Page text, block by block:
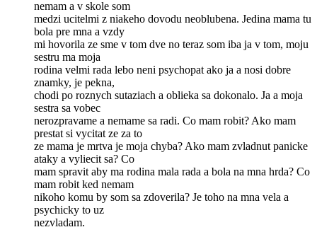
nemam a v skole som
medzi ucitelmi z niakeho dovodu neoblubena. Jedina mama tu
bola pre mna a vzdy
mi hovorila ze sme v tom dve no teraz som iba ja v tom, moju
sestru ma moja
rodina velmi rada lebo neni psychopat ako ja a nosi dobre
znamky, je pekna,
chodi po roznych sutaziach a oblieka sa dokonalo. Ja a moja
sestra sa vobec
nerozpravame a nemame sa radi. Co mam robit? Ako mam
prestat si vycitat ze za to
ze mama je mrtva je moja chyba? Ako mam zvladnut panicke
ataky a vyliecit sa? Co
mam spravit aby ma rodina mala rada a bola na mna hrda? Co
mam robit ked nemam
nikoho komu by som sa zdoverila? Je toho na mna vela a
psychicky to uz
nezvladam.